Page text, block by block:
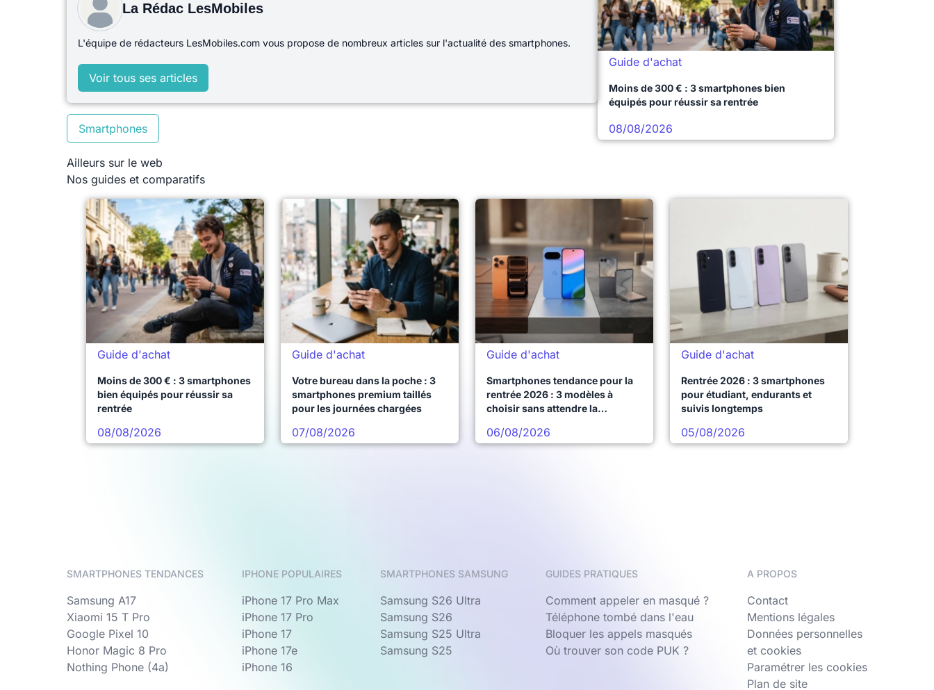
La Rédac LesMobiles
L'équipe de rédacteurs LesMobiles.com vous propose de nombreux articles sur l'actualité des smartphones.
Voir tous ses articles
Smartphones
Ailleurs sur le web
Guide d'achat
Moins de 300 € : 3 smartphones bien
équipés pour réussir sa rentrée
08/08/2026
Nos guides et comparatifs
Guide d'achat
Moins de 300 € : 3 smartphones
bien équipés pour réussir sa
rentrée
08/08/2026
Guide d'achat
Votre bureau dans la poche : 3
smartphones premium taillés
pour les journées chargées
07/08/2026
Guide d'achat
Smartphones tendance pour la
rentrée 2026 : 3 modèles à
choisir sans attendre la
06/08/2026
Guide d'achat
Rentrée 2026 : 3 smartphones
pour étudiant, endurants et
suivis longtemps
05/08/2026
SMARTPHONES TENDANCES
Samsung A17
Xiaomi 15 T Pro
Google Pixel 10
Honor Magic 8 Pro
Nothing Phone (4a)
IPHONE POPULAIRES
iPhone 17 Pro Max
iPhone 17 Pro
iPhone 17
iPhone 17e
iPhone 16
SMARTPHONES SAMSUNG
Samsung S26 Ultra
Samsung S26
Samsung S25 Ultra
Samsung S25
GUIDES PRATIQUES
Comment appeler en masqué ?
Téléphone tombé dans l'eau
Bloquer les appels masqués
Où trouver son code PUK ?
A PROPOS
Contact
Mentions légales
Données personnelles
et cookies
Paramétrer les cookies
Plan de site